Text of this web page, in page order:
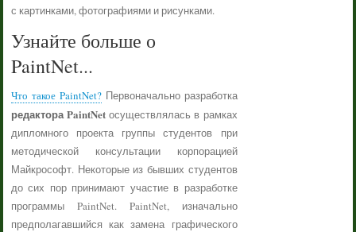
с картинками, фотографиями и рисунками.
Узнайте больше о
PaintNet...
Что такое PaintNet?Первоначально разработка
редактора PaintNet осуществлялась в рамках
дипломного проекта группы студентов при
методической консультации корпорацией
Майкрософт. Некоторые из бывших студентов
до сих пор принимают участие в разработке
программы PaintNet. PaintNet, изначально
предполагавшийся как замена графического